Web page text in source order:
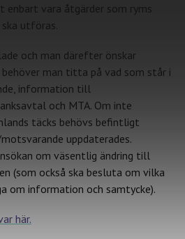
enbart vara åtgärder som ryms
utföras.
och man därefter önskar
man titta på vad som står i
information till
och MTA. Om inte
täcks behövs befintligt
uppdaterades.
om väsentlig ändring till
(som också ska besluta om vilka
om information och samtycke).
här.